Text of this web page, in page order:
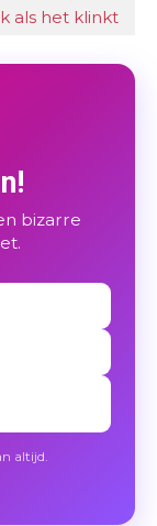
als het klinkt
bizarre
altijd.